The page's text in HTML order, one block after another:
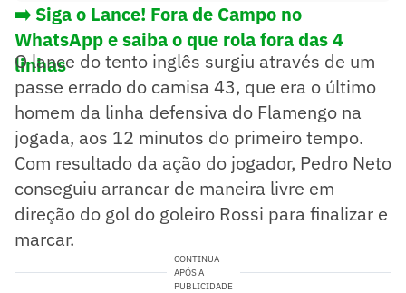
➡️ Siga o Lance! Fora de Campo no
WhatsApp e saiba o que rola fora das 4
linhas
O lance do tento inglês surgiu através de um
passe errado do camisa 43, que era o último
homem da linha defensiva do Flamengo na
jogada, aos 12 minutos do primeiro tempo.
Com resultado da ação do jogador, Pedro Neto
conseguiu arrancar de maneira livre em
direção do gol do goleiro Rossi para finalizar e
marcar.
CONTINUA
APÓS A
PUBLICIDADE